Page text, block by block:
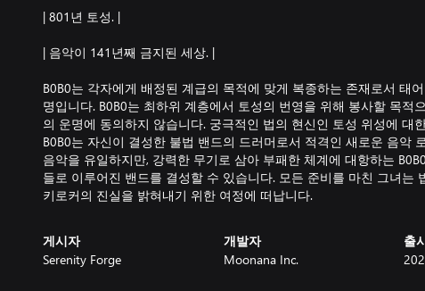
| 801년 토성. |
| 음악이 141년째 금지된 세상. |
B0B0는 각자에게 배정된 계급의 목적에 맞게 복종하는 존재로서 태
명입니다. B0B0는 최하위 계층에서 토성의 번영을 위해 봉사할 목적
의 운명에 동의하지 않습니다. 궁극적인 법의 현신인 토성 위성에 대
B0B0는 자신이 결성한 불법 밴드의 드러머로서 적격인 새로운 음악
음악을 유일하지만, 강력한 무기로 삼아 부패한 체계에 대항하는
들로 이루어진 밴드를 결성할 수 있습니다. 모든 준비를 마친 그녀는
키로커의 진실을 밝혀내기 위한 여정에 떠납니다.
게시자
Serenity Forge
개발자
Moonana Inc.
출